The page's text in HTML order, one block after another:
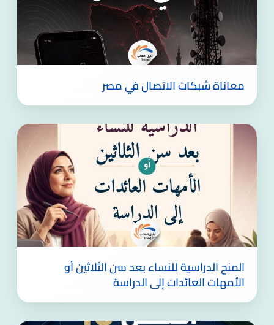
معاناة شبكات الاتصال في مصر
المنح الدراسية للنساء بعد سن الثلاثين أو
الأمهات العائدات إلى الدراسة